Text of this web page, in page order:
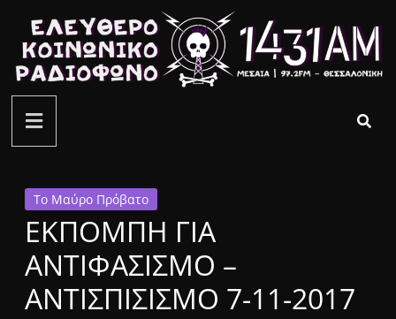
περιεχόμενο
ελεύθερο
κοινωνικό
ραδιόφωνο
1431AM
Το Μαύρο Πρόβατο
ΕΚΠΟΜΠΗ ΓΙΑ
ΑΝΤΙΦΑΣΙΣΜΟ –
ΑΝΤΙΣΠΙΣΙΣΜΟ 7-11-2017